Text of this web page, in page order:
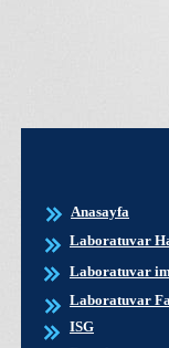
Anasayfa
Laboratuvar
Laboratuvar
Laboratuvar
ISG